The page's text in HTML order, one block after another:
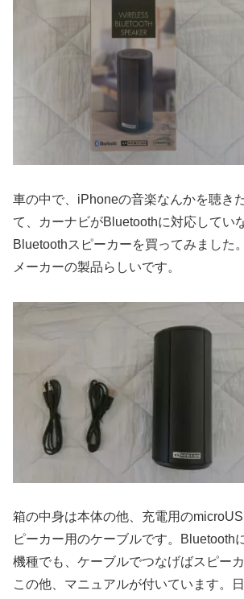
車の中で、iPhoneの音楽なんかを聴き
て、カーナビがBluetoothに対応してい
Bluetoothスピーカーを買ってみました
メーカーの製品らしいです。
箱の中身は本体の他、充電用の
ピーカー用のケーブルです。Bluetooth
機種でも、ケーブルでつなげばスピー
この他、マニュアルが付いています。